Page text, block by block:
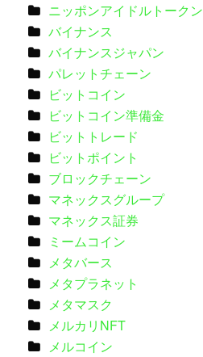
ニッポンアイドルトークン
バイナンス
バイナンスジャパン
パレットチェーン
ビットコイン
ビットコイン準備金
ビットトレード
ビットポイント
ブロックチェーン
マネックスグループ
マネックス証券
ミームコイン
メタバース
メタプラネット
メタマスク
メルカリNFT
メルコイン